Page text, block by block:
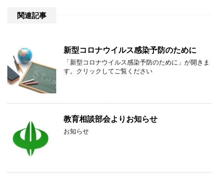
関連記事
新型コロナウイルス感染予防のために
「新型コロナウイルス感染予防のために」が開きま
す。クリックしてご覧ください
教育相談部会よりお知らせ
お知らせ